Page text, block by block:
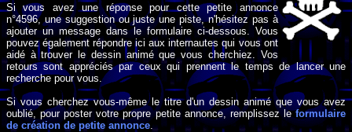
Si vous avez une réponse pour cette petite annonce
n°4596, une suggestion ou juste une piste, n'hésitez pas à
ajouter un message dans le formulaire ci-dessous. Vous
pouvez également répondre ici aux internautes qui vous ont
aidé à trouver le dessin animé que vous cherchiez. Vos
retours sont appréciés par ceux qui prennent le temps de lancer une
recherche pour vous.
Si vous cherchez vous-même le titre d'un dessin animé que vous avez
oublié, pour poster votre propre petite annonce, remplissez leformulaire
de création de petite annonce .